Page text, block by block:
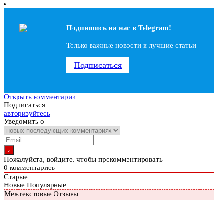
Подпишись на наc в Telegram!
Только важные новости и лучшие статьи
Подписаться
Открыть комментарии
Подписаться
авторизуйтесь
Уведомить о
Пожалуйста, войдите, чтобы прокомментировать
0 комментариев
Старые
Новые Популярные
Межтекстовые Отзывы